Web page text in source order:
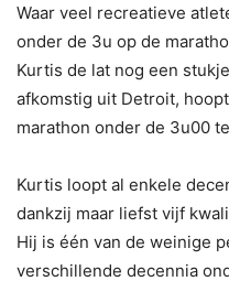
Waar veel recreatieve
onder de 3u op de
Kurtis de lat nog een
afkomstig uit Detroit,
marathon onder de 3u00
Kurtis loopt al enkele
dankzij maar liefst vijf
Hij is één van de weinige
verschillende decennia